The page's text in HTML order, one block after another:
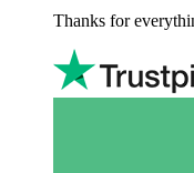
Thanks for